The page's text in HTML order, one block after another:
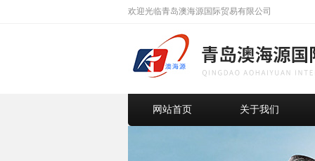
欢迎光临青岛澳海源国际贸易有限公司
网站首页 关于我们